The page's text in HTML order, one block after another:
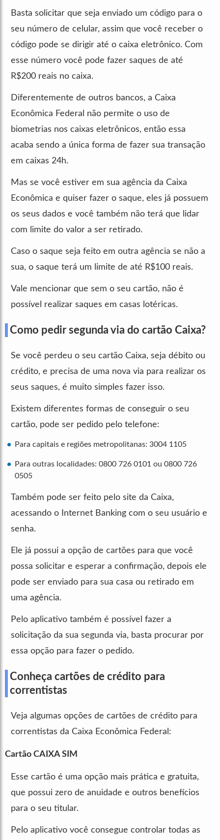
Basta solicitar que seja enviado um código para o
seu número de celular, assim que você receber o
código pode se dirigir até o caixa eletrônico. Com
esse número você pode fazer saques de até
R$200 reais no caixa.
Diferentemente de outros bancos, a Caixa
Econômica Federal não permite o uso de
biometrias nos caixas eletrônicos, então essa
acaba sendo a única forma de fazer sua transação
em caixas 24h.
Mas se você estiver em sua agência da Caixa
Econômica e quiser fazer o saque, eles já possuem
os seus dados e você também não terá que lidar
com limite do valor a ser retirado.
Caso o saque seja feito em outra agência se não a
sua, o saque terá um limite de até R$100 reais.
Vale mencionar que sem o seu cartão, não é
possível realizar saques em casas lotéricas.
Como pedir segunda via do cartão Caixa?
Se você perdeu o seu cartão Caixa, seja débito ou
crédito, e precisa de uma nova via para realizar os
seus saques, é muito simples fazer isso.
Existem diferentes formas de conseguir o seu
cartão, pode ser pedido pelo telefone:
Para capitais e regiões metropolitanas: 3004 1105
Para outras localidades: 0800 726 0101 ou 0800 726
0505
Também pode ser feito pelo site da Caixa,
acessando o Internet Banking com o seu usuário e
senha.
Ele já possui a opção de cartões para que você
possa solicitar e esperar a confirmação, depois ele
pode ser enviado para sua casa ou retirado em
uma agência.
Pelo aplicativo também é possível fazer a
solicitação da sua segunda via, basta procurar por
essa opção para fazer o pedido.
Conheça cartões de crédito para
correntistas
Veja algumas opções de cartões de crédito para
correntistas da Caixa Econômica Federal:
Cartão CAIXA SIM
Esse cartão é uma opção mais prática e gratuita,
que possui zero de anuidade e outros benefícios
para o seu titular.
Pelo aplicativo você consegue controlar todas as